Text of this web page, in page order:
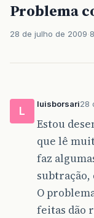
Problema
28 de julho de 2009
L
luisborsari28
Estou
que lê
faz
subtração,
O
feitas dão